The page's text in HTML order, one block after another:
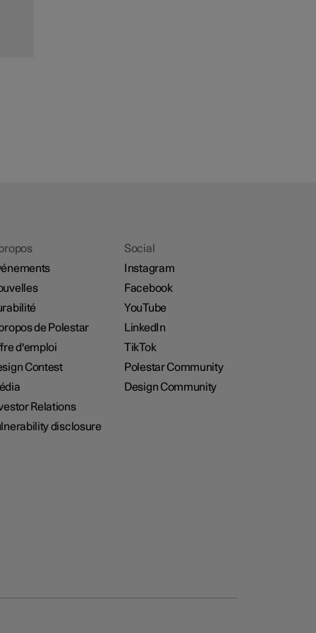
de Polestar
d'emploi
Contest
Relations
disclosure
Social
Instagram
Facebook
YouTube
LinkedIn
TikTok
Polestar Community
Design Community